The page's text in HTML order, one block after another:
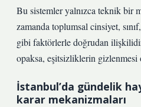
Bu sistemler yalnızca teknik bir
zamanda toplumsal cinsiyet,
gibi faktörlerle doğrudan
opaksa, eşitsizliklerin
İstanbul’da gündelik
karar mekanizmaları